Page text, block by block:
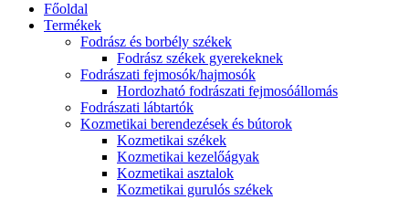
Főoldal
Termékek
Fodrász és borbély székek
Fodrász székek gyerekeknek
Fodrászati fejmosók/hajmosók
Hordozható fodrászati fejmosóállomás
Fodrászati lábtartók
Kozmetikai berendezések és bútorok
Kozmetikai székek
Kozmetikai kezelőágyak
Kozmetikai asztalok
Kozmetikai gurulós székek